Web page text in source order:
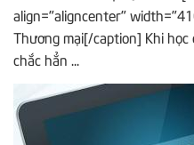
align="aligncenter"
Thương mại[/caption] Khi
chắc hẳn ...